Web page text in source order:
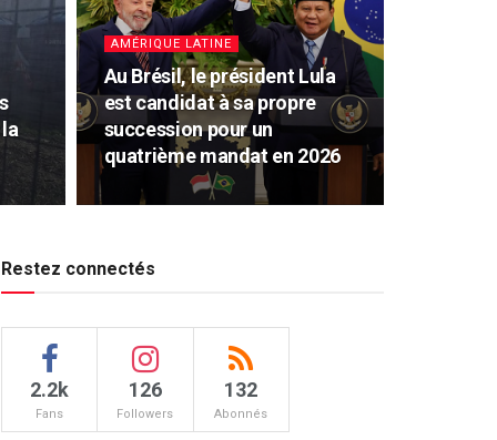
AMÉRIQUE LATINE
Au Brésil, le président Lula
est candidat à sa propre
succession pour un
quatrième mandat en 2026
Restez connectés
2.2k
Fans
126
Followers
132
Abonnés